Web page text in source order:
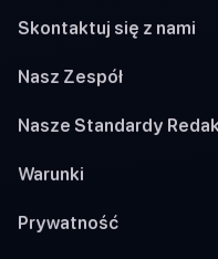
Skontaktuj się z nami
Nasz Zespół
Nasze Standardy
Warunki
Prywatność